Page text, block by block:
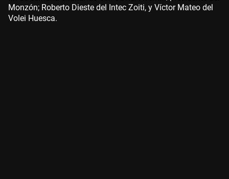
Monzón; Roberto Dieste del Intec Zoiti, y Víctor Mateo del
Volei Huesca.